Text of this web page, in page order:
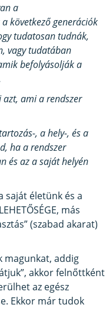
a
a következő generációk
tudatosan tudnák,
vagy tudatában
befolyásolják a
azt, ami a rendszer
, a hely-, és a
ha a rendszer
és az a saját helyén
saját életünk és a
más
(szabad akarat)
magunkat, addig
akkor felnőttként
az egész
Ekkor már tudok